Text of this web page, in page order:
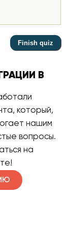
В
который,
нашим
вопросы.
на